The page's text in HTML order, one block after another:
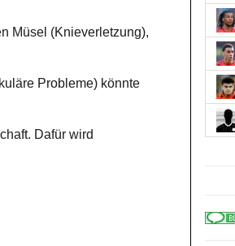
Müsel (Knieverletzung),
Probleme) könnte
Dafür wird